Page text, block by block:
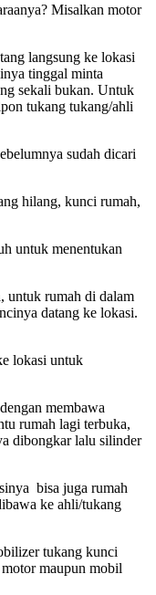
Misalkan motor
langsung ke lokasi
tinggal minta
sekali bukan. Untuk
tukang tukang/ahli
sudah dicari
hilang, kunci rumah,
untuk menentukan
untuk rumah di dalam
datang ke lokasi.
lokasi untuk
membawa
rumah lagi terbuka,
dibongkar lalu silinder
bisa juga rumah
ke ahli/tukang
tukang kunci
maupun mobil